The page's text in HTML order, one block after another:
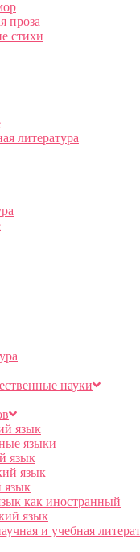
проза
стихи
литература
науки
язык
языки
язык
язык
язык
как иностранный
язык
и учебная